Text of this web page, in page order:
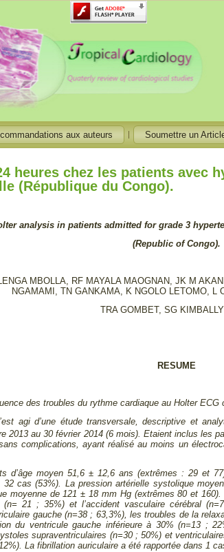
aux auteurs Soumettre un
heures chez les patients avec
(République du Congo).
analysis in patients admitted for grade 3
(Republic of Congo).
MBOLLA, RF MAYALA MAOGNAN, JK M
NGAMAMI, TN GANKAMA, K NGOLO LETOMO, L
TRA GOMBET, SG
RESUME
des troubles du rythme cardiaque au Holter
agi d’une étude transversale, descriptive et
2013 au 30 février 2014 (6 mois). Etaient inclus les
complications, ayant réalisé au moins un
d’âge moyen 51,6 ± 12,6 ans (extrêmes : 29 et
32 cas (53%). La pression artérielle systolique
moyenne de 121 ± 18 mm Hg (extrêmes 80 et
(n= 21 ; 35%) et l’accident vasculaire cérébral
gauche (n=38 ; 63,3%), les troubles de la
du ventricule gauche inférieure à 30% (n=13 ;
supraventriculaires (n=30 ; 50%) et
La fibrillation auriculaire a été rapportée dans 1